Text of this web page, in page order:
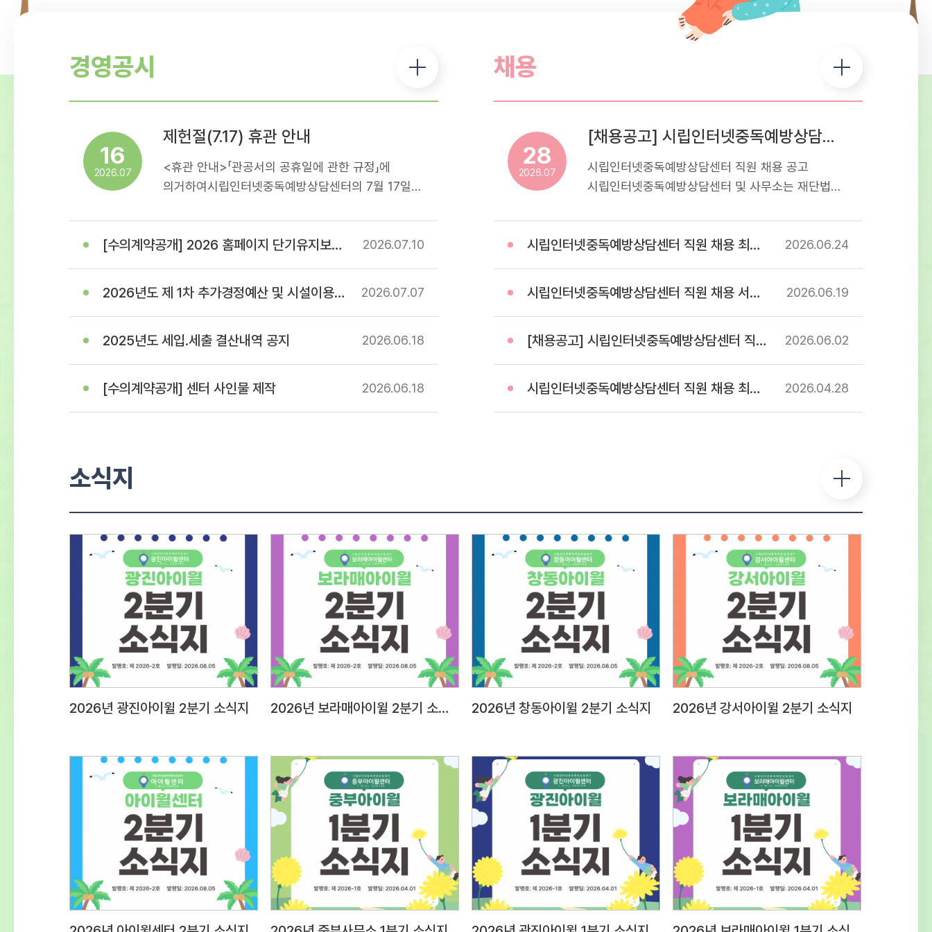
경영공시
16
2026.07
제헌절(7.17) 휴관 안내
<휴관 안내>「관공서의 공휴일에 관한 규정」에
의거하여시립인터넷중독예방상담센터의 7월 17일
이용에 착오 없으시길 바랍니다.- 휴관일정: 7월
17일(제헌절)- 휴관내용: 센터 내방 및 프로그램 이용
10
2026.07
[수의계약공개] 2026 홈페이지 단기유지보수 용역(홈페이지 이관 및 개발 작업) 계약
07
2026.07
2026년도 제 1차 추가경정예산 및 시설이용료 고시
18
2026.06
2025년도 세입.세출 결산내역 공지
18
2026.06
[수의계약공개] 센터 사인물 제작
채용
28
2026.07
[채용공고] 시립인터넷중독예방상담센터 직원 채용 공고
시립인터넷중독예방상담센터 직원 채용 공고
시립인터넷중독예방상담센터 및 사무소는 재단법인
운영하는 청소년 디지털미디어 중독 예방상담
전문기관입니다. 아동・청소년의 디지털미디어 중독
모집하오니 많은 지원 바랍니다. 1. 응시분야 및
응시자격 - 첨부파일 직원 채용 공고문 참조2.
전형방법 및 일정○ 1차 : 서류접수 – 2026년 7월
28일(화) ~ 2026년 8월 12일(수)까지 ※ 반드시
첨부되어진 양식에 기입하여 제출 서류전형 및
서류심사 합격자 발표 – 2026년 8월 14일(금) -
서류심사 합격자 센터 홈페이지 게시 및 개별
경험과 능력의 정도40지원 적합성경력사항, 교육 및
서류심사 동점자는 1. 경력이 많은 순, 2. 자격증의
급수가 높은 순으로 우선순위를 결정한다.※
면접대상자는 채용인원의 3배수로 한다.(단
접수인원 및 채용상황에 따라 조정 가능) ○ 2차 :
면접전형 – 2026년 8월 중 예정서류심사 항목평 점
요 소배 점태도 및 자세지원동기 및 예절 등의
태도20표현력질문 대응 능력 등 종합적
표현력20전문성근무경력, 자격증, 관련분야 경험
등의 전문성30사회성조직문화 적응도 및 기타
대인관계성30 3. 접수방법 및 제출서류○ 접수방법 :
E-mail 제출 1) 메일주소: admin@iwill.or.kr 2)
양식) 2) 자기소개서 1부(A4 용지 2매 이내) 3)
개인정보제공 동의서 1부(첨부양식 활용, 서명하여
스캔 후 파일첨부)※ (최종합격자 제출서류)
주민등록등본, 경력증명서, 자격증 사본, 최종학교
졸업증명서, 채용신체검사서 (채용 전) 성범죄,
아동학대 전력 조회 결과 등 추후 안내 4. 근무조건
및 근무지 응시분야근무지급여조건근무시간상담팀
팀원시립인터넷중독예방상담센터 보라매사무소
(서울시 동작구 여의대방로20길 61 슬기동 201호)
24
2026.06
시립인터넷중독예방상담센터 직원 채용 최종합격자 공고
19
2026.06
시립인터넷중독예방상담센터 직원 채용 서류심사 합격자 공고
02
2026.06
[채용공고] 시립인터넷중독예방상담센터 직원 채용 공고
28
2026.04
시립인터넷중독예방상담센터 직원 채용 최종합격자 공고
소식지
2026년 광진아이윌 2분기 소식지 2026년 보라매아이윌 2분기 소식지 2026년 창동아이윌 2분기 소식지 2026년 강서아이윌 2분기 소식지